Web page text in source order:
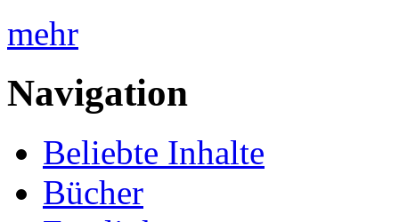
mehr
Navigation
Beliebte Inhalte
Bücher